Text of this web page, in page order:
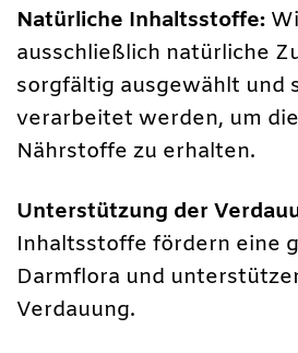
Natürliche Inhaltsstoffe:
ausschließlich natürliche
sorgfältig ausgewählt und
verarbeitet werden, um
Nährstoffe zu erhalten.
Unterstützung der
Inhaltsstoffe fördern eine
Darmflora und
Verdauung.